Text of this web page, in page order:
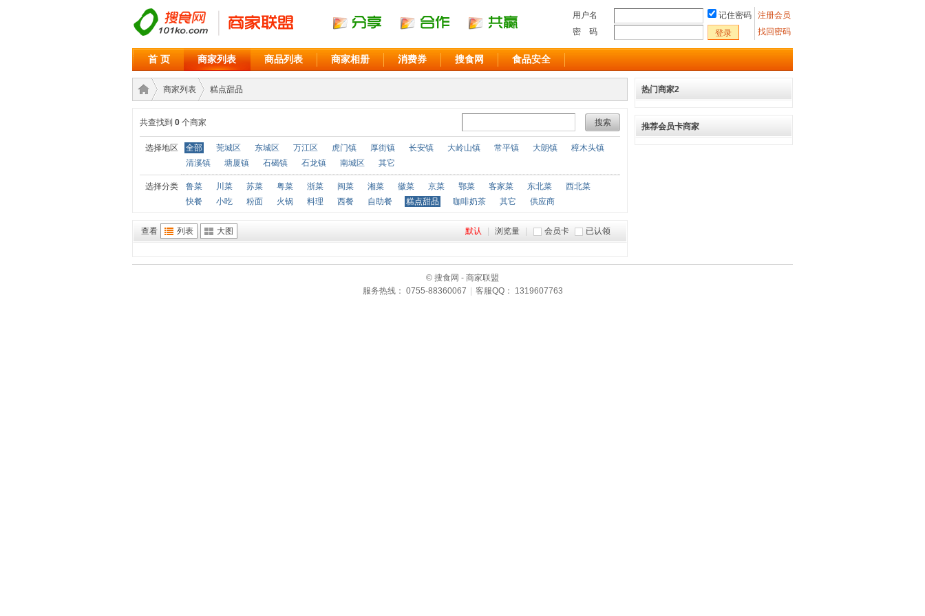
注册会员
找回密码
用户名
记住密码
密 码
登录
首 页 商家列表 商品列表 商家相册 消费券 搜食网 食品安全
商家›
商家列表
›
糕点甜品
搜索
共查找到 0 个商家
选择地区 全部 莞城区 东城区 万江区 虎门镇 厚街镇 长安镇 大岭山镇 常平镇 大朗镇
樟木头镇
清溪镇
塘厦镇 石碣镇 石龙镇 南城区 其它
选择分类 鲁菜 川菜 苏菜 粤菜 浙菜 闽菜 湘菜 徽菜 京菜 鄂菜 客家菜 东北菜
西北菜
快餐
小吃 粉面 火锅 料理 西餐 自助餐 糕点甜品 咖啡奶茶 其它 供应商
查看 列表 大图 会员卡 已认领
默认 浏览量
热门商家2
推荐会员卡商家
© 搜食网 - 商家联盟
服务热线： 0755-88360067
客服QQ： 1319607763